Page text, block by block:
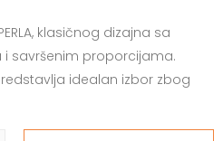
klasičnog dizajna sa
i savršenim proporcijama.
idealan izbor zbog